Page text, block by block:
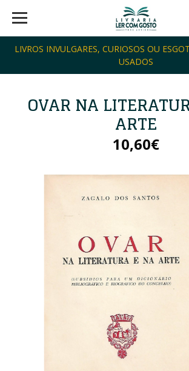
LIVROS INVULGARES, CURIOSOS OU
USADOS
OVAR NA
ARTE
10,60€